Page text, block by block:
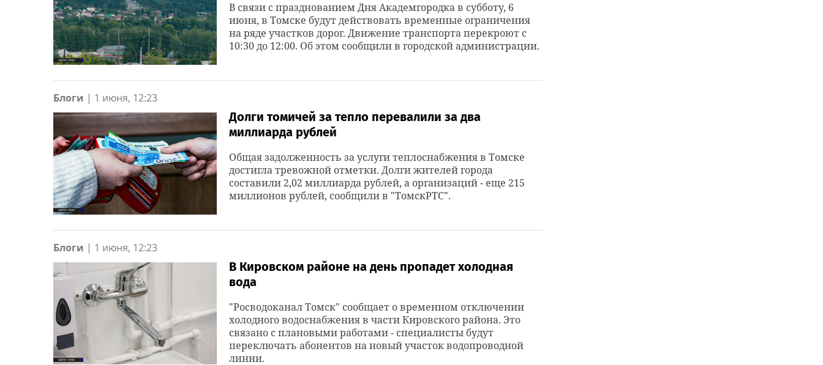
В связи с празднованием Дня Академгородка в субботу, 6
июня, в Томске будут действовать временные ограничения
на ряде участков дорог. Движение транспорта перекроют с
10:30 до 12:00. Об этом сообщили в городской администрации.
Блоги | 1 июня, 12:23
Долги томичей за тепло перевалили за два
миллиарда рублей
Общая задолженность за услуги теплоснабжения в Томске
достигла тревожной отметки. Долги жителей города
составили 2,02 миллиарда рублей, а организаций - еще 215
миллионов рублей, сообщили в "ТомскРТС".
Блоги | 1 июня, 12:23
В Кировском районе на день пропадет холодная
вода
"Росводоканал Томск" сообщает о временном отключении
холодного водоснабжения в части Кировского района. Это
связано с плановыми работами - специалисты будут
переключать абонентов на новый участок водопроводной
линии.